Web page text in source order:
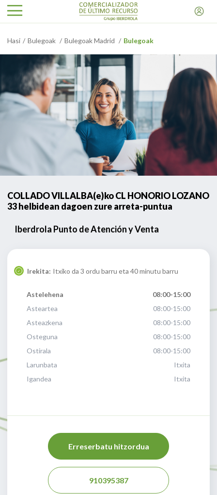
Hasi Bulegoak Bulegoak Madrid Bulegoak
COLLADO VILLALBA(e)ko CL HONORIO LOZANO
33 helbidean dagoen zure arreta-puntua
Iberdrola Punto de Atención y Venta
Irekita: Itxiko da 3 ordu barru eta 40 minutu barru
Astelehena
08:00-15:00
Asteartea
08:00-15:00
Asteazkena
08:00-15:00
Osteguna
08:00-15:00
Ostirala
08:00-15:00
Larunbata
Itxita
Igandea
Itxita
Erreserbatu hitzordua
910395387